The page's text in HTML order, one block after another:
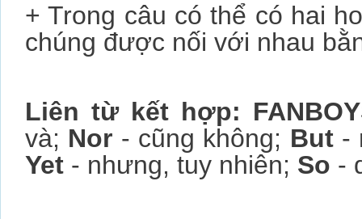
+ Trong câu có thể có hai
chúng được nối với nhau
Liên từ kết hợp:
và; Nor - cũng không; But -
Yet - nhưng, tuy nhiên; So -